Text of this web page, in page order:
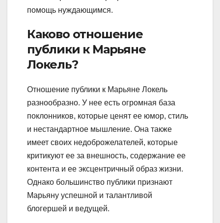
помощь нуждающимся.
Каково отношение
публики к Марьяне
Локель?
Отношение публики к Марьяне Локель
разнообразно. У нее есть огромная база
поклонников, которые ценят ее юмор, стиль
и нестандартное мышление. Она также
имеет своих недоброжелателей, которые
критикуют ее за внешность, содержание ее
контента и ее эксцентричный образ жизни.
Однако большинство публики признают
Марьяну успешной и талантливой
блогершей и ведущей.